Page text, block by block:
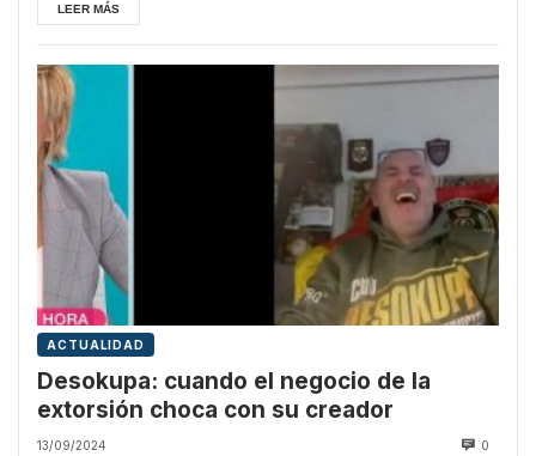
LEER MÁS
ACTUALIDAD
Desokupa: cuando el negocio de la
extorsión choca con su creador
13/09/2024 0